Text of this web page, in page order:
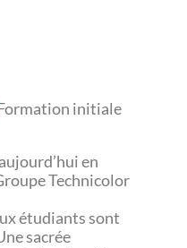
initiale
en
Technicolor
étudiants sont
sacrée